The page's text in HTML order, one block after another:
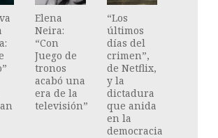
Elena
Neira:
“Con
Juego de
tronos
acabó una
era de la
televisión”
“Los
últimos
días del
crimen”,
de Netflix,
y la
dictadura
que anida
en la
democracia